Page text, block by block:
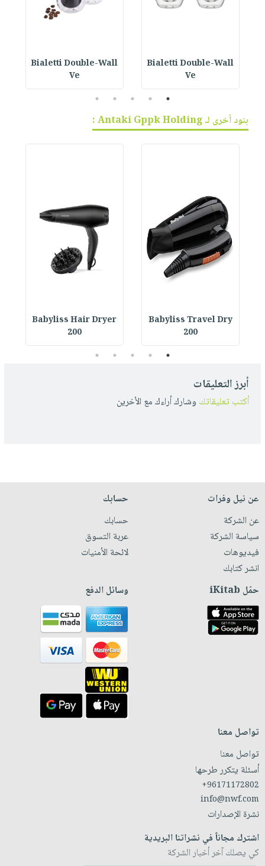
Bialetti Double-Wall
Ve
Bialetti Double-Wall
Ve
1
2
3
4
5
بنود أخرى لـ Antaki Gppk Holding :
Babyliss Travel Dry
200
Babyliss Hair Dryer
200
1
2
3
4
5
أبرز التعليقات
أكتب تعليقاتك وشارك أراءك مع الأخرين
عن نيل وفرات
عن الشركة
سياسة الشركة
فيديوهات
انشر كتابك
حسابك
حسابك
عربة التسوق
لائحة الأمنيات
حمّل iKitab وسائل الدفع
تواصل معنا
تواصل معنا
أسئلة يتكرر طرحها
+96171172802
info@nwf.com
نشرة الإصدارات
اشترك مجاناً في نشراتنا البريدية
كي يصلك آخر أخبار الشركة